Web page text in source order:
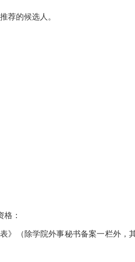
荐的候选人。
格：
》 （ 除学院外事秘书备案一栏外，